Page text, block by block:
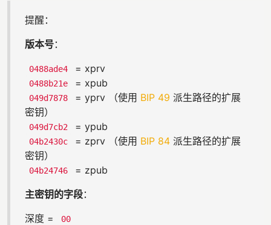
提醒：
版本号：
0488ade4 = xprv
0488b21e = xpub
049d7878 = yprv （使用 BIP 49 派生路径的扩展
密钥）
049d7cb2 = ypub
04b2430c = zprv （使用 BIP 84 派生路径的扩展
密钥）
04b24746
= zpub
主密钥的字段：
深度 =
00